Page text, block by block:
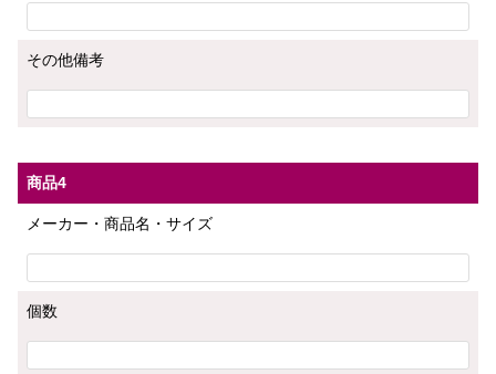
その他備考
商品4
メーカー・商品名・サイズ
個数